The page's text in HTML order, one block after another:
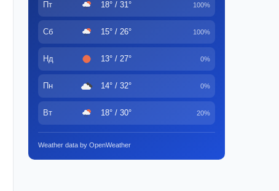
Пт 18° / 31° 100%
Сб 15° / 26° 100%
Нд 13° / 27° 0%
Пн 14° / 32° 0%
Вт 18° / 30° 20%
Weather data by OpenWeather